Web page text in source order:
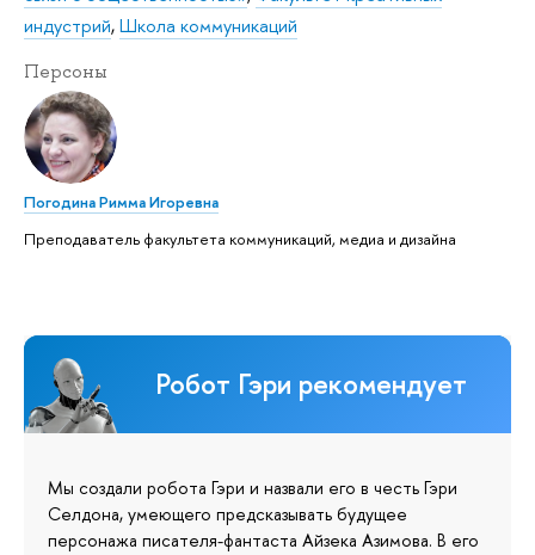
индустрий,Школа коммуникаций
Персоны
Погодина Римма Игоревна
Преподаватель факультета коммуникаций, медиа и дизайна
Робот Гэри рекомендует
Мы создали робота Гэри и назвали его в честь Гэри
Селдона, умеющего предсказывать будущее
персонажа писателя-фантаста Айзека Азимова. В его